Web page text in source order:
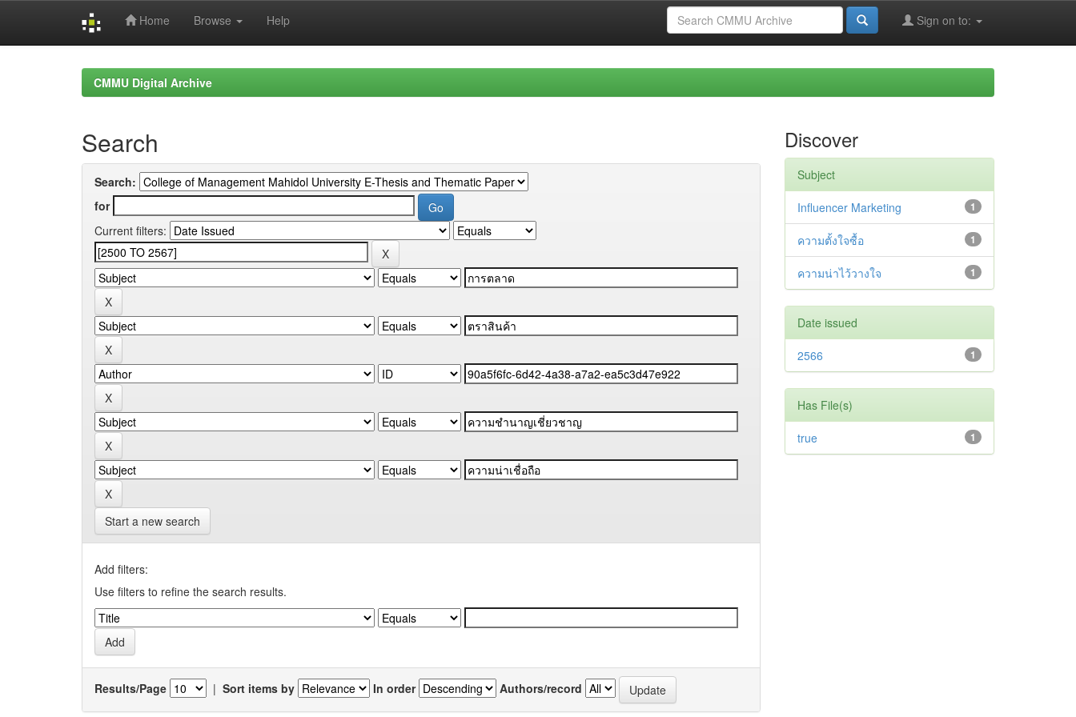
Home Browse Help Sign on to:
CMMU Digital Archive
Search
Search:
for
Current filters:
Start a new search
Add filters:
Use filters to refine the search results.
Results/Page | Sort items by In order Authors/record
Discover
Subject
1
Influencer Marketing
1
ความตั้งใจซื้อ
1
ความน่าไว้วางใจ
Date issued
1
2566
Has File(s)
1
true